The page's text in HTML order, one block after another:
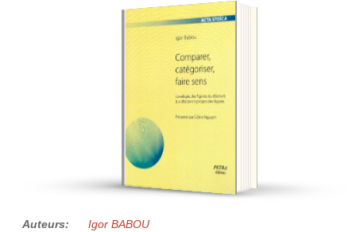
12.00€
Auteurs: Igor BABOU